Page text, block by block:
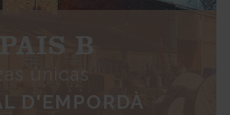
B
únicas
D'EMPORDÀ